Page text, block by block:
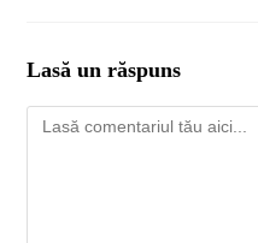
Lasă un răspuns